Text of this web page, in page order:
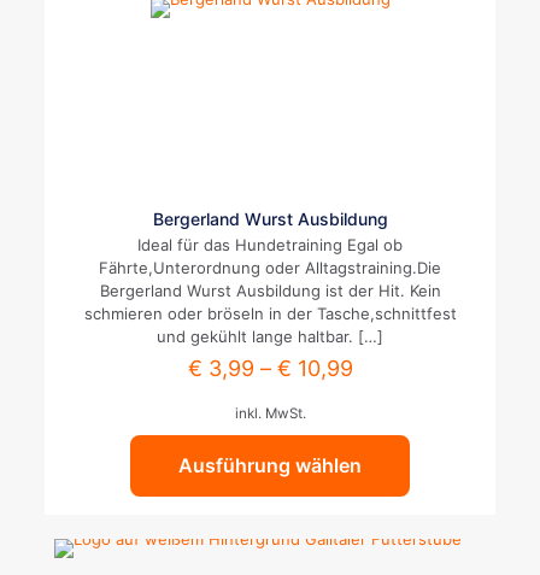
Bergerland Wurst Ausbildung
Ideal für das Hundetraining Egal ob
Fährte,Unterordnung oder Alltagstraining.Die
Bergerland Wurst Ausbildung ist der Hit. Kein
schmieren oder bröseln in der Tasche,schnittfest
und gekühlt lange haltbar. […]
€ 3,99 – € 10,99
inkl. MwSt.
Ausführung wählen
Dieses
Produkt
weist
mehrere
Varianten
auf.
Die
Optionen
auf
Produktseite
gewählt